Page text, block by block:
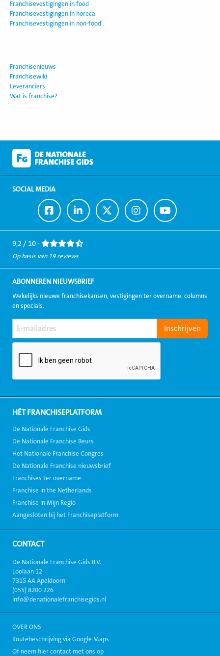
Franchisevestigingen in food
Franchisevestigingen in horeca
Franchisevestigingen in non-food
Franchisenieuws
Franchisewiki
Leveranciers
Wat is franchise?
SOCIAL MEDIA
Ga
naar
Facebook
Ga
naar
LinkedIn
Ga
naar
Twitter
Ga
naar
Instagram
Ga
naar
Youtube
9,2 / 10 -
Op basis van 19 reviews
ABONNEREN NIEUWSBRIEF
Wekelijks nieuwe franchisekansen, vestigingen ter overname, columns
en specials.
HÉT FRANCHISEPLATFORM
De Nationale Franchise Gids
De Nationale Franchise Beurs
Het Nationale Franchise Congres
De Nationale Franchise nieuwsbrief
Franchises ter overname
Franchise in the Netherlands
Franchise in Mijn Regio
Aangesloten bij het Franchiseplatform
CONTACT
De Nationale Franchise Gids B.V.
Loolaan 12
7315 AA Apeldoorn
(055) 8200 226
info@denationalefranchisegids.nl
OVER ONS
Routebeschrijving via Google Maps
Of neem hier contact met ons op